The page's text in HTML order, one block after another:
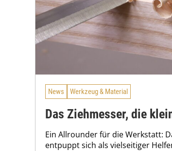
News Werkzeug & Material
Das Ziehmesser, die
Ein Allrounder für die Werkstatt:
entpuppt sich als vielseitiger